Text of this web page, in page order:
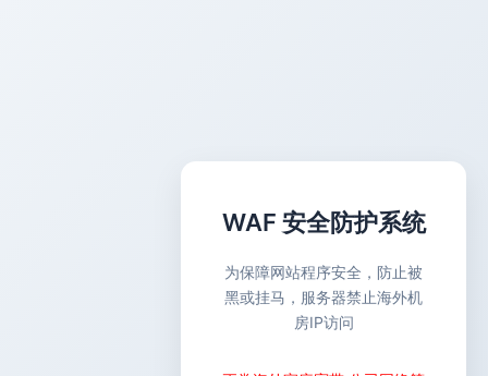
WAF 安全防护系统
为保障网站程序安全，防止被
黑或挂马，服务器禁止海外机
房IP访问